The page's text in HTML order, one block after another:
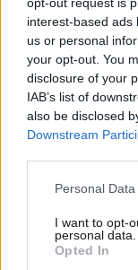
interest-based ads
us or personal
your opt-out. You
disclosure of your
IAB’s list of
also be disclosed
Downstream
Please note that
not limited to your
grant or deny
use your data for
Personal
I want to opt-
personal data.
Opted In
Μοιραία
Άγιο Στέφανο
παράτησαν σε
και